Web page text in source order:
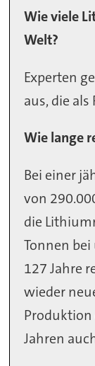
Wie viele
Welt?
Experten
aus, die
Wie lange
Bei einer
von
die
Tonnen
127 Jahre
wieder
Jahren